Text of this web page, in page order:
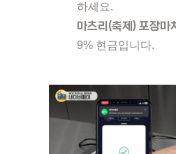
하세요.
마츠리(축제) 포장마
9% 현금입니다.